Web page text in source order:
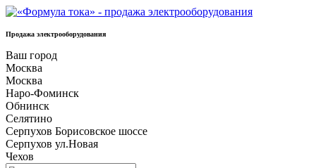
Продажа электрооборудования
Ваш город
Москва
Москва
Наро-Фоминск
Обнинск
Селятино
Серпухов Борисовское шоссе
Серпухов ул.Новая
Чехов